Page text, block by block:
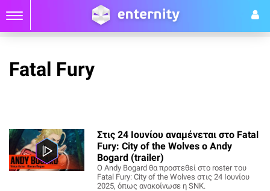
Fatal Fury
Στις 24 Ιουνίου αναμένεται στο Fatal
Fury: City of the Wolves ο Andy
Bogard (trailer)
Ο Andy Bogard θα προστεθεί στο roster του
Fatal Fury: City of the Wolves στις 24 Ιουνίου
2025, όπως ανακοίνωσε η SNK.